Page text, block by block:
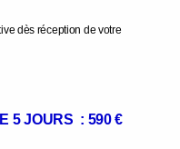
dès réception de votre
5 JOURS : 590 €